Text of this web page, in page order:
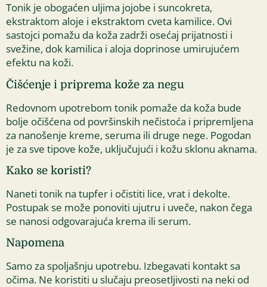
Tonik je obogaćen uljima jojobe i suncokreta,
ekstraktom aloje i ekstraktom cveta kamilice. Ovi
sastojci pomažu da koža zadrži osećaj prijatnosti i
svežine, dok kamilica i aloja doprinose umirujućem
efektu na koži.
Čišćenje i priprema kože za negu
Redovnom upotrebom tonik pomaže da koža bude
bolje očišćena od površinskih nečistoća i pripremljena
za nanošenje kreme, seruma ili druge nege. Pogodan
je za sve tipove kože, uključujući i kožu sklonu aknama.
Kako se koristi?
Naneti tonik na tupfer i očistiti lice, vrat i dekolte.
Postupak se može ponoviti ujutru i uveče, nakon čega
se nanosi odgovarajuća krema ili serum.
Napomena
Samo za spoljašnju upotrebu. Izbegavati kontakt sa
očima. Ne koristiti u slučaju preosetljivosti na neki od